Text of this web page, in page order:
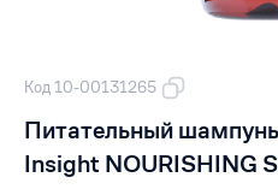
Код 10-00131265
Питательный
Insight NOURISHING